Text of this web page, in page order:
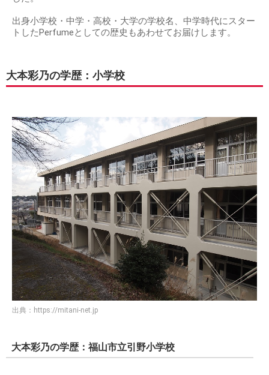
出身小学校・中学・高校・大学の学校名、中学時代にスター
トしたPerfumeとしての歴史もあわせてお届けします。
大本彩乃の学歴：小学校
出典： https://mitani-net.jp
大本彩乃の学歴：福山市立引野小学校